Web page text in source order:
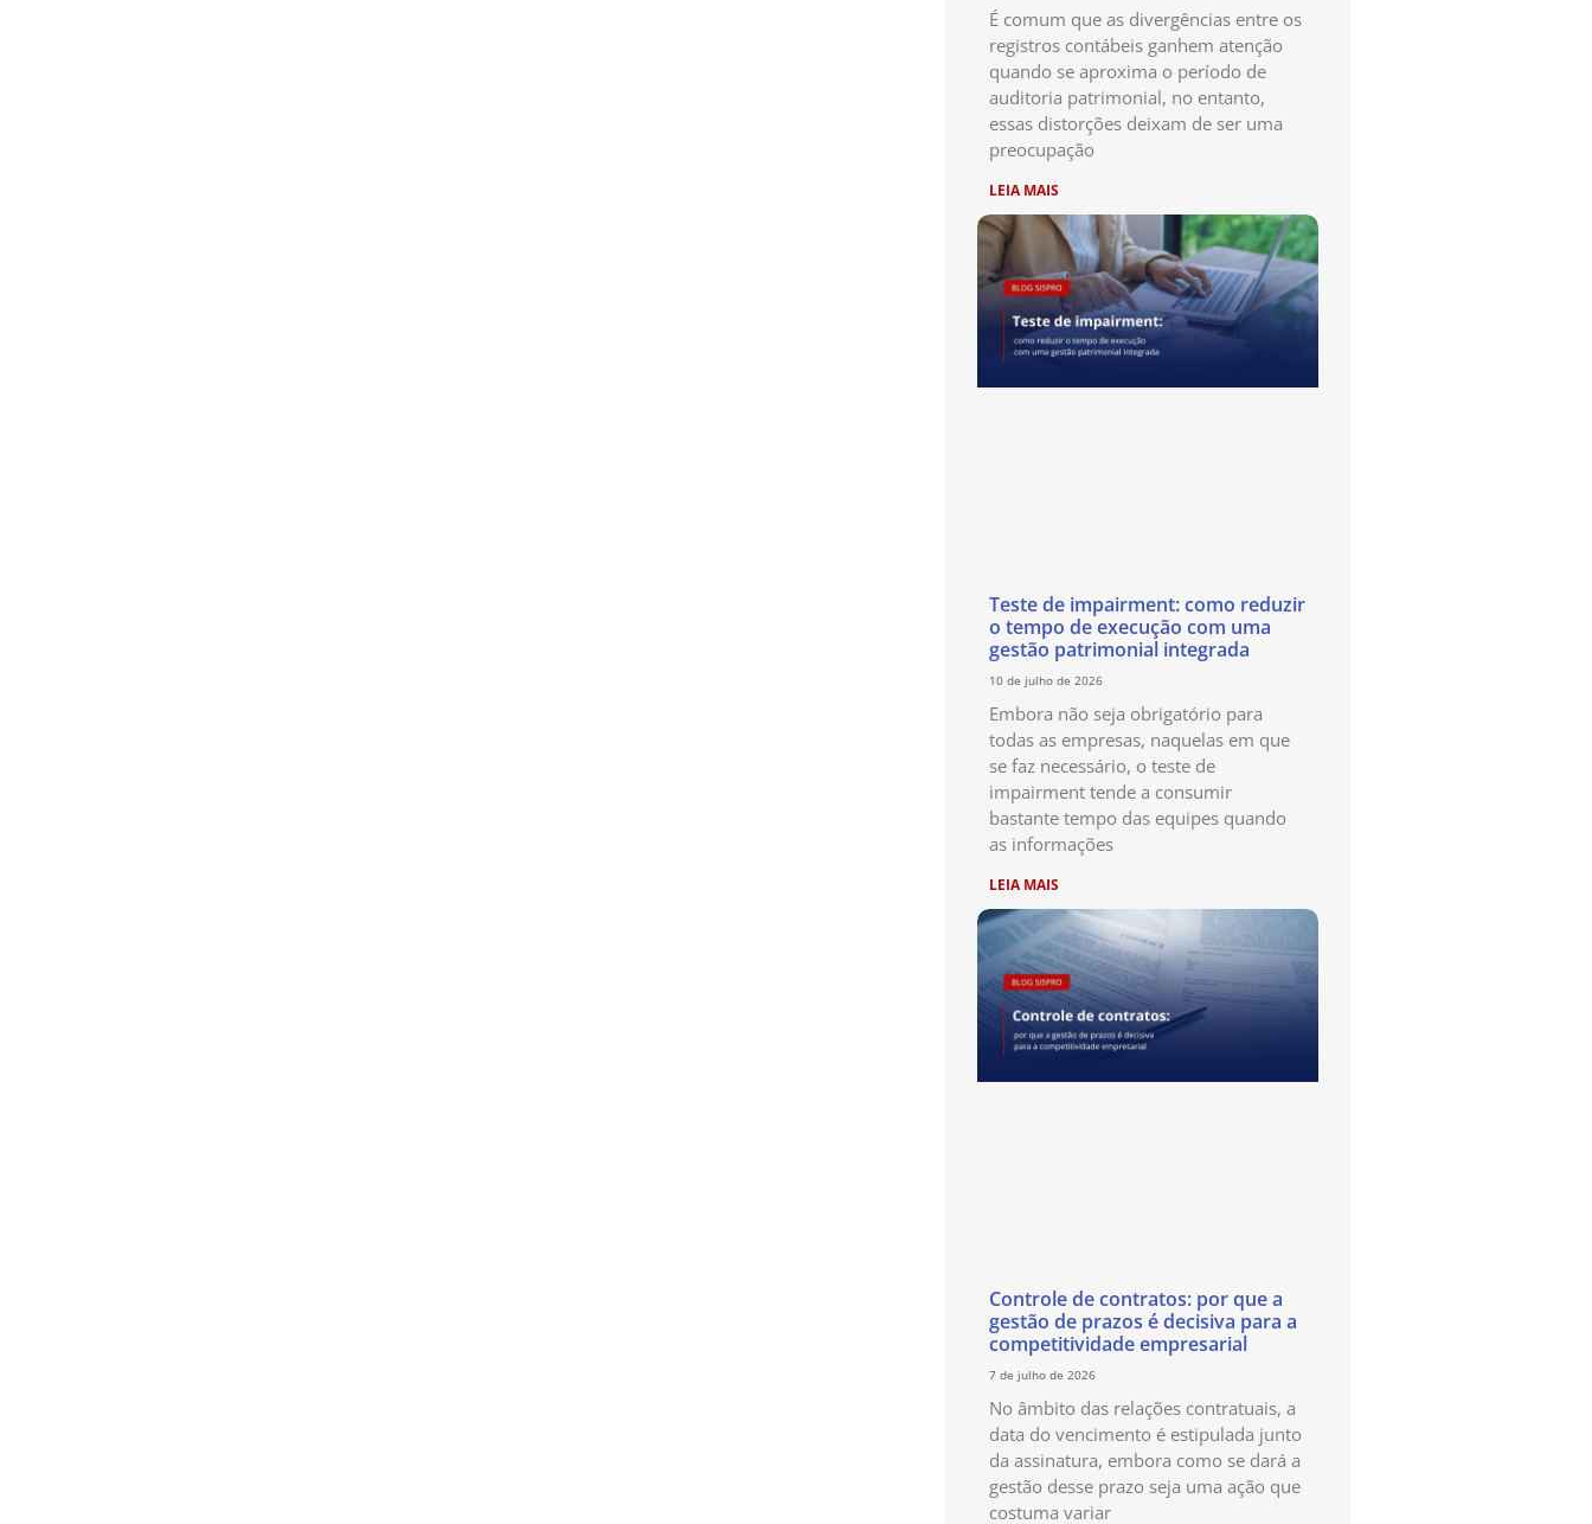
É comum que as divergências entre os
registros contábeis ganhem atenção
quando se aproxima o período de
auditoria patrimonial, no entanto,
essas distorções deixam de ser uma
preocupação
LEIA MAIS
Teste de impairment: como reduzir
o tempo de execução com uma
gestão patrimonial integrada
10 de julho de 2026
Embora não seja obrigatório para
todas as empresas, naquelas em que
se faz necessário, o teste de
impairment tende a consumir
bastante tempo das equipes quando
as informações
LEIA MAIS
Controle de contratos: por que a
gestão de prazos é decisiva para a
competitividade empresarial
7 de julho de 2026
No âmbito das relações contratuais, a
data do vencimento é estipulada junto
da assinatura, embora como se dará a
gestão desse prazo seja uma ação que
costuma variar